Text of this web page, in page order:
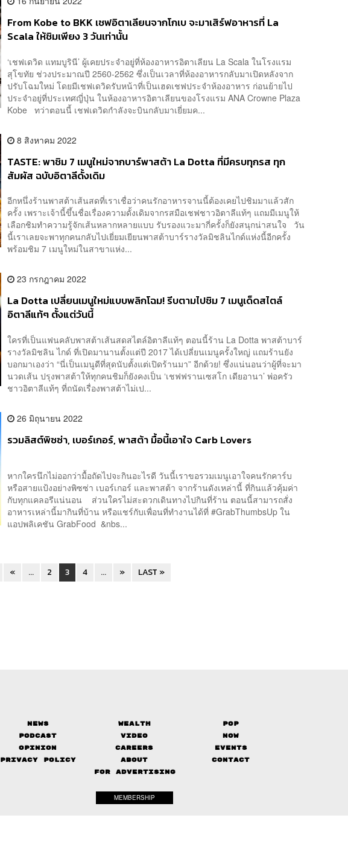
From Kobe to BKK เชฟอิตาเลียนจากโกเบ จะมาเสิร์ฟอาหารที่ La
Scala ให้ชิมเพียง 3 วันเท่านั้น
‘เชฟเดวิด แทมบูรินี’ ผู้เคยประจำอยู่ที่ห้องอาหารอิตาเลียน La Scala ในโรงแรม
สุโขทัย ช่วงประมาณปี 2560-2562 ซึ่งเป็นเวลาที่ห้องอาหารกลับมาเปิดหลังจาก
ปรับโฉมใหม่ โดยมีเชฟเดวิดรับหน้าที่เป็นเฮดเชฟประจำห้องอาหาร ก่อนย้ายไป
ประจำอยู่ที่ประเทศญี่ปุ่น ในห้องอาหารอิตาเลียนของโรงแรม ANA Crowne Plaza
Kobe ทว่าตอนนี้ เชฟเดวิดกำลังจะบินกลับมาเยี่ยมค...
8 สิงหาคม 2022
TASTE: พาชิม 7 เมนูใหม่จากบาร์พาสต้า La Dotta ที่มีครบทุกรส ทุก
สัมผัส ฉบับอิตาลีดั้งเดิม
อีกหนึ่งร้านพาสต้าเส้นสดที่เราเชื่อว่าคนรักอาหารจานนี้ต้องเคยไปชิมมาแล้วสัก
ครั้ง เพราะเจ้านี้ขึ้นชื่อเรื่องความดั้งเดิมจากรสมือเชฟชาวอิตาลีแท้ๆ แถมมีเมนูให้
เลือกชิมทำความรู้จักเส้นหลากหลายแบบ รับรองแวะมากี่ครั้งก็ยังสนุกน่าสนใจ วัน
นี้เราเลยจะพาทุกคนกลับไปเยี่ยมเยียนพาสต้าบาร์รางวัลมิชลินไกด์แห่งนี้อีกครั้ง
พร้อมชิม 7 เมนูใหม่ในสาขาแห่ง...
23 กรกฎาคม 2022
La Dotta เปลี่ยนเมนูใหม่แบบพลิกโฉม! รีบตามไปชิม 7 เมนูเด็ดสไตล์
อิตาลีแท้ๆ ตั้งแต่วันนี้
ใครที่เป็นแฟนคลับพาสต้าเส้นสดสไตล์อิตาลีแท้ๆ ตอนนี้ร้าน La Dotta พาสต้าบาร์
รางวัลมิชลิน ไกด์ ที่เปิดมานานตั้งแต่ปี 2017 ได้เปลี่ยนเมนูครั้งใหญ่ แถมร้านยัง
บอกมาเองว่า “นี่เป็นเมนูดีที่สุดนับตั้งแต่เปิดร้านมา” อีกด้วย! ซึ่งแน่นอนว่าผู้ที่จะมา
นวดเส้น ปรุงพาสต้าให้ทุกคนชิมก็ยังคงเป็น ‘เชฟฟรานเซสโก เดียอานา’ พ่อครัว
ชาวอิตาลีแท้ๆ ที่ถนัดเรื่องพาสต้าไม่เป...
26 มิถุนายน 2022
รวมลิสต์พิซซ่า, เบอร์เกอร์, พาสต้า มื้อนี้เอาใจ Carb Lovers
หากใครนึกไม่ออกว่ามื้อถัดไปจะกินอะไรดี วันนี้เราขอรวมเมนูเอาใจคนรักคาร์บ
หรือสายแป้งอย่างพิซซ่า เบอร์เกอร์ และพาสต้า จากร้านดังเหล่านี้ ที่กินแล้วคุ้มค่า
กับทุกแคลอรีแน่นอน ส่วนใครไม่สะดวกเดินทางไปกินที่ร้าน ตอนนี้สามารถสั่ง
อาหารเหล่านี้มากินที่บ้าน หรือแชร์กับเพื่อนที่ทำงานได้ที่ #GrabThumbsUp ใน
แอปพลิเคชัน GrabFood &nbs...
« ... 2 3 4 ... » LAST »
News Wealth
Pop
Podcast
Video
Now
Opinion
Careers
Events
Privacy Policy
About
Contact
FOR ADVERTISING
MEMBERSHIP